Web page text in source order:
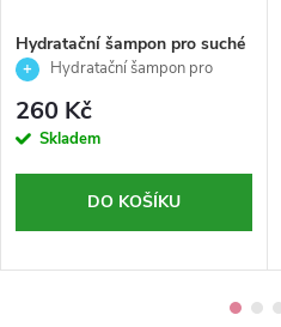
Hydratační šampon pro suché
a krepaté vlasy-Hydrating -
Hydratační šampon pro
260 Kč
Skladem
DO KOŠÍKU